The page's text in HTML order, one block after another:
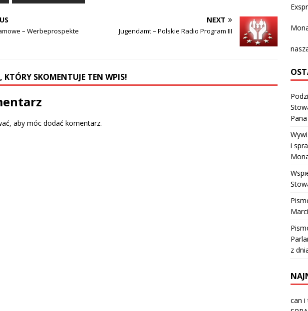
– Werbeprospekte
NEXT
Jugendamt – Polskie Radio Program III
KTÓRY SKOMENTUJE TEN WPIS!
, aby móc dodać komentarz.
i
z
can i